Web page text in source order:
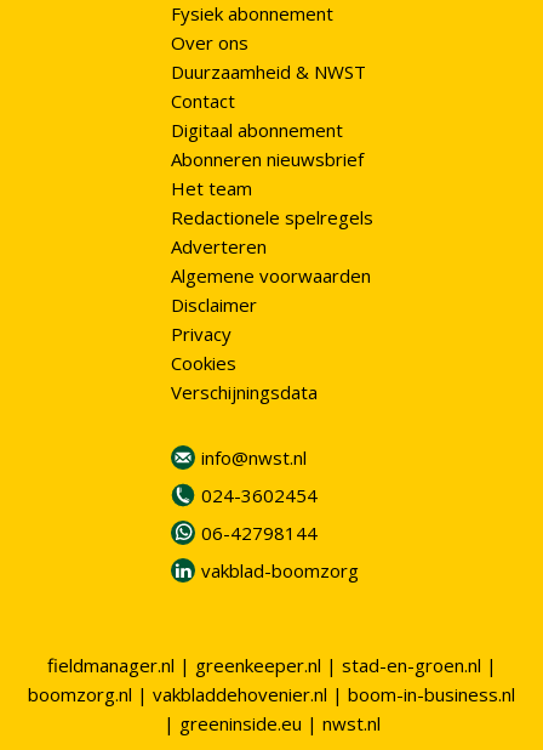
Fysiek abonnement
Over ons
Duurzaamheid & NWST
Contact
Digitaal abonnement
Abonneren nieuwsbrief
Het team
Redactionele spelregels
Adverteren
Algemene voorwaarden
Disclaimer
Privacy
Cookies
Verschijningsdata
info@nwst.nl
024-3602454
06-42798144
vakblad-boomzorg
fieldmanager.nl | greenkeeper.nl | stad-en-groen.nl |
boomzorg.nl | vakbladdehovenier.nl | boom-in-business.nl
| greeninside.eu | nwst.nl